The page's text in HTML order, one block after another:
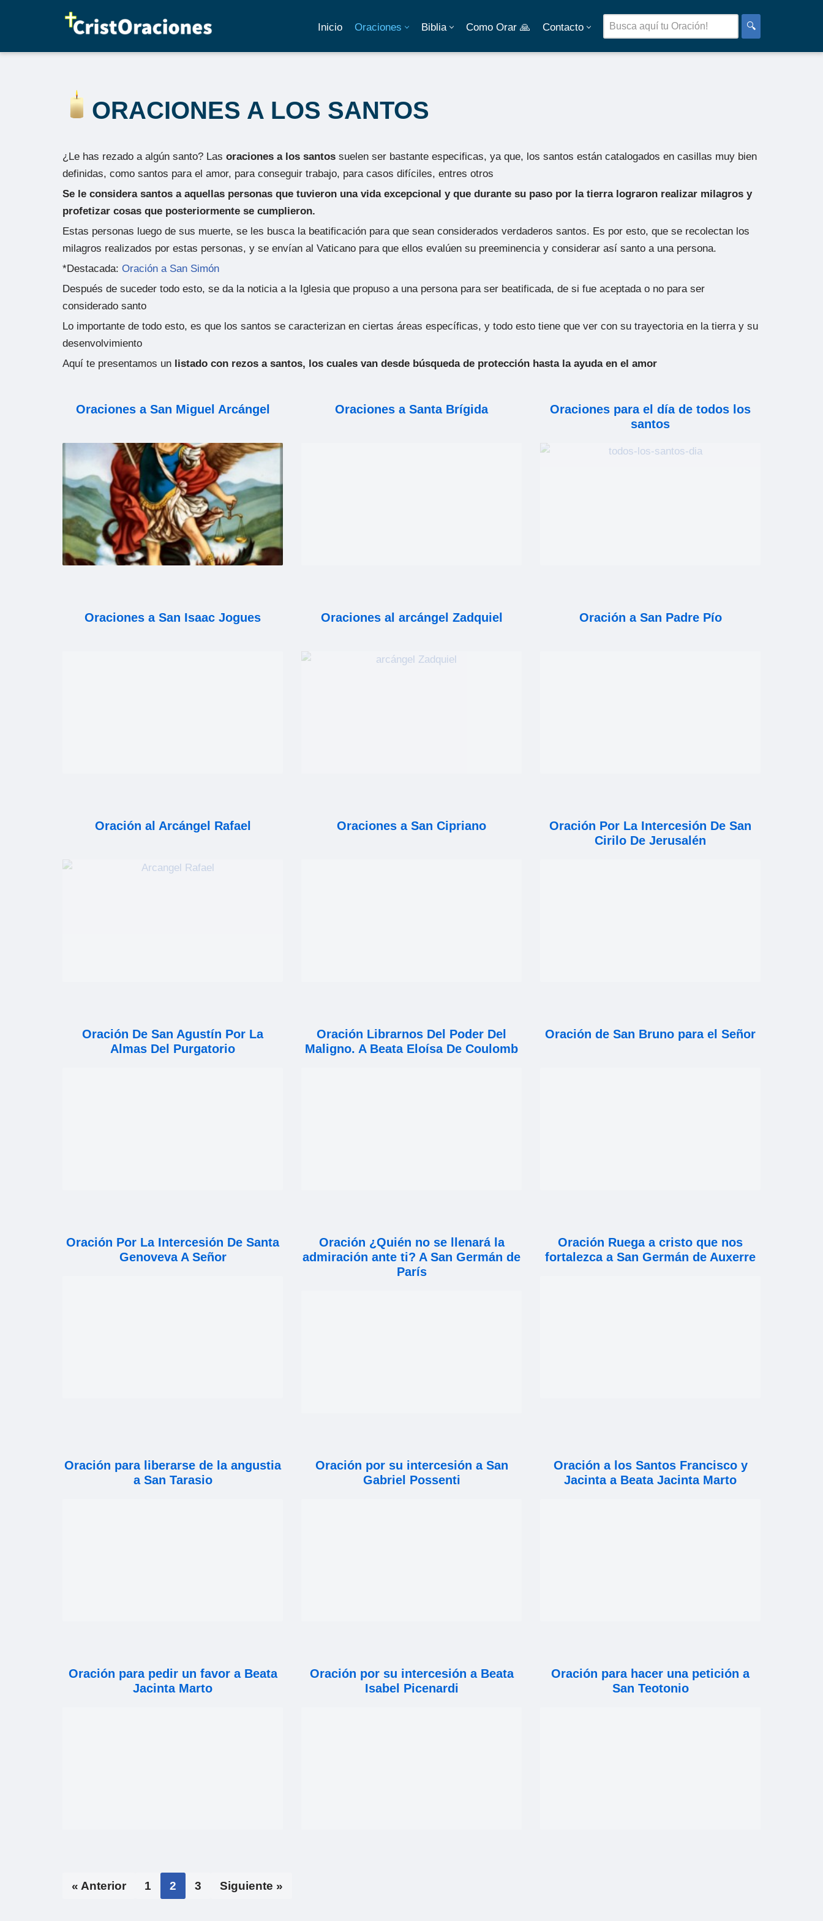
al
Inicio Oraciones Biblia Como Orar 🙏 Contacto 🔍
ORACIONES A LOS SANTOS
¿Le has rezado a algún santo? Las oraciones a los santos suelen ser bastante especificas, ya que, los santos están catalogados en casillas muy bien
definidas, como santos para el amor, para conseguir trabajo, para casos difíciles, entres otros
Se le considera santos a aquellas personas que tuvieron una vida excepcional y que durante su paso por la tierra lograron realizar milagros y
profetizar cosas que posteriormente se cumplieron.
Estas personas luego de sus muerte, se les busca la beatificación para que sean considerados verdaderos santos. Es por esto, que se recolectan los
milagros realizados por estas personas, y se envían al Vaticano para que ellos evalúen su preeminencia y considerar así santo a una persona.
*Destacada: Oración a San Simón
Después de suceder todo esto, se da la noticia a la Iglesia que propuso a una persona para ser beatificada, de si fue aceptada o no para ser
considerado santo
Lo importante de todo esto, es que los santos se caracterizan en ciertas áreas específicas, y todo esto tiene que ver con su trayectoria en la tierra y su
desenvolvimiento
Aquí te presentamos un listado con rezos a santos, los cuales van desde búsqueda de protección hasta la ayuda en el amor
Oraciones a San Miguel Arcángel Oraciones a Santa Brígida
Oraciones para el día de todos los
santos
Oraciones a San Isaac Jogues Oraciones al arcángel Zadquiel Oración a San Padre Pío
Oración al Arcángel Rafael Oraciones a San Cipriano
Oración Por La Intercesión De San
Cirilo De Jerusalén
Oración De San Agustín Por La
Almas Del Purgatorio
Oración Librarnos Del Poder Del
Maligno. A Beata Eloísa De Coulomb
Oración de San Bruno para el Señor
Oración Por La Intercesión De Santa
Genoveva A Señor
Oración ¿Quién no se llenará la
admiración ante ti? A San Germán de
París
Oración Ruega a cristo que nos
fortalezca a San Germán de Auxerre
Oración para liberarse de la angustia
a San Tarasio
Oración por su intercesión a San
Gabriel Possenti
Oración a los Santos Francisco y
Jacinta a Beata Jacinta Marto
Oración para pedir un favor a Beata
Jacinta Marto
Oración por su intercesión a Beata
Isabel Picenardi
Oración para hacer una petición a
San Teotonio
« Anterior 1 2 3 Siguiente »